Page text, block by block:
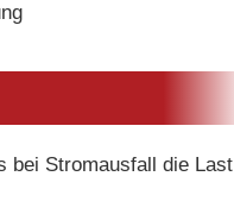
bei Stromausfall die Last